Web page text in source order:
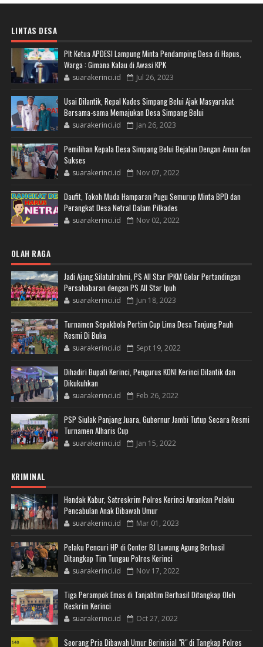
LINTAS DESA
Plt Ketua APDESI Lampung Minta Pendamping Desa di Hapus,
Warga : Gimana Kalau di Awasi KPK
suarakerinci.id Jul 26, 2023
Usai Dilantik, Repal Kades Simpang Belui Ajak Masyarakat
Bersama-sama Memajukan Desa Simpang Belui
suarakerinci.id Jan 26, 2023
Pemilihan Kepala Desa Simpang Belui Bejalan Dengan Aman dan
Sukses
suarakerinci.id Nov 07, 2022
Daufit, Tokoh Muda Hamparan Pugu Semurup Minta BPD dan
Perangkat Desa Netral Dalam Pilkades
suarakerinci.id Nov 02, 2022
OLAH RAGA
Jadi Ajang Silatulrahmi, PS All Star IPKM Gelar Pertandingan
Persahabaran dengan PS All Star Ipuh
suarakerinci.id Jun 18, 2023
Turnamen Sepakbola Portim Cup Lima Desa Tanjung Pauh
Resmi Di Buka
suarakerinci.id Sept 19, 2022
Dihadiri Bupati Kerinci, Pengurus KONI Kerinci Dilantik dan
Dikukuhkan
suarakerinci.id Feb 26, 2022
PSP Siulak Panjang Juara, Gubernur Jambi Tutup Secara Resmi
Turnamen Alharis Cup
suarakerinci.id Jan 15, 2022
KRIMINAL
Hendak Kabur, Satreskrim Polres Kerinci Amankan Pelaku
Pencabulan Anak Dibawah Umur
suarakerinci.id Mar 01, 2023
Pelaku Pencuri HP di Conter BJ Lawang Agung Berhasil
Ditangkap Tim Tungau Polres Kerinci
suarakerinci.id Nov 17, 2022
Tiga Perampok Emas di Tanjabtim Berhasil Ditangkap Oleh
Reskrim Kerinci
suarakerinci.id Oct 27, 2022
Seorang Pria Dibawah Umur Berinisial "R" di Tangkap Polres